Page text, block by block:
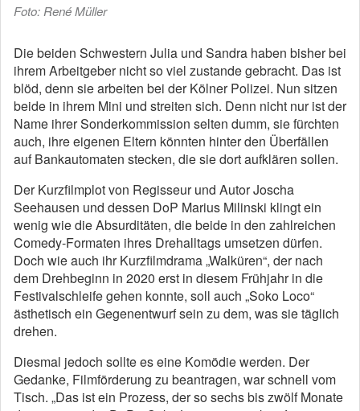
Foto: René Müller
Die beiden Schwestern Julia und Sandra haben bisher bei
ihrem Arbeitgeber nicht so viel zustande gebracht. Das ist
blöd, denn sie arbeiten bei der Kölner Polizei. Nun sitzen
beide in ihrem Mini und streiten sich. Denn nicht nur ist der
Name ihrer Sonderkommission selten dumm, sie fürchten
auch, ihre eigenen Eltern könnten hinter den Überfällen
auf Bankautomaten stecken, die sie dort aufklären sollen.
Der Kurzfilmplot von Regisseur und Autor Joscha
Seehausen und dessen DoP Marius Milinski klingt ein
wenig wie die Absurditäten, die beide in den zahlreichen
Comedy-Formaten ihres Drehalltags umsetzen dürfen.
Doch wie auch ihr Kurzfilmdrama „Walküren“, der nach
dem Drehbeginn in 2020 erst in diesem Frühjahr in die
Festivalschleife gehen konnte, soll auch „Soko Loco“
ästhetisch ein Gegenentwurf sein zu dem, was sie täglich
drehen.
Diesmal jedoch sollte es eine Komödie werden. Der
Gedanke, Filmförderung zu beantragen, war schnell vom
Tisch. „Das ist ein Prozess, der so sechs bis zwölf Monate